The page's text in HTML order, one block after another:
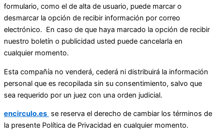
formulario, como el de alta de usuario, puede marcar o
desmarcar la opción de recibir información por correo
electrónico. En caso de que haya marcado la opción de recibir
nuestro boletín o publicidad usted puede cancelarla en
cualquier momento.
Esta compañía no venderá, cederá ni distribuirá la información
personal que es recopilada sin su consentimiento, salvo que
sea requerido por un juez con una orden judicial.
encirculo.es se reserva el derecho de cambiar los términos de
la presente Política de Privacidad en cualquier momento.